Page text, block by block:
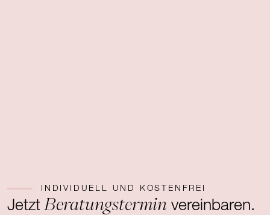
INDIVIDUELL UND KOSTENFREI
JetztBeratungstermin vereinbaren.